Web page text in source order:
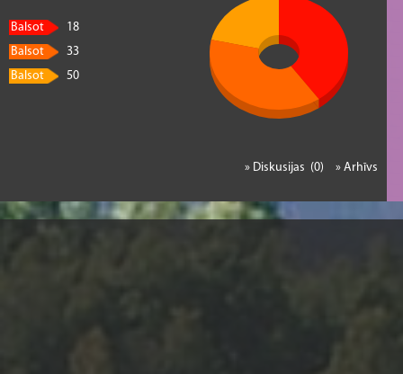
Balsot
18
Balsot
33
Balsot
50
» Arhīvs
» Diskusijas (0)